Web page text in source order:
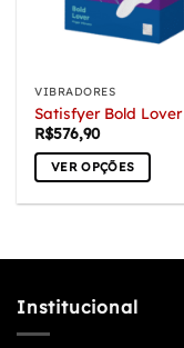
VIBRADORES
Satisfyer Bold Lover
R$576,90
VER OPÇÕES
várias
As
opções
Institucional